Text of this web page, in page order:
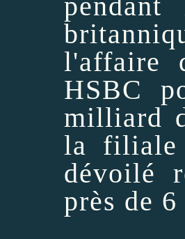
HSBC
milliard
la filiale
dévoilé
près de